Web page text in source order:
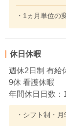
・1ヵ月単位の
休日休暇
週休2日制 有給
9休 看護休暇
年間休日日数：
・シフト制・